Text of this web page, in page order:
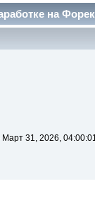
на
Март 31, 2026,